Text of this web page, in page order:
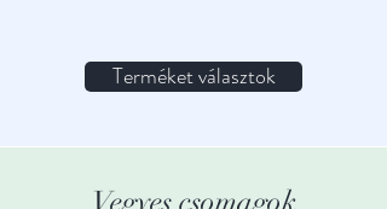
Terméket választok